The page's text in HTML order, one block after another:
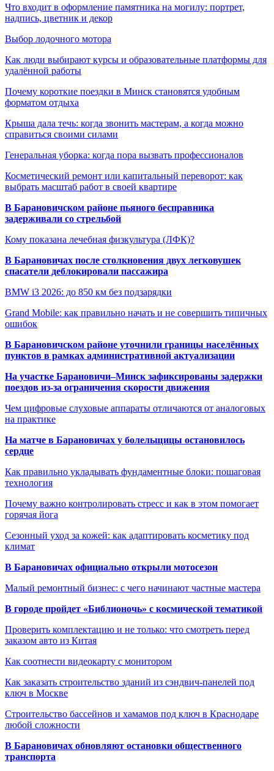
Что входит в оформление памятника на могилу: портрет,
надпись, цветник и декор
Выбор лодочного мотора
Как люди выбирают курсы и образовательные платформы для
удалённой работы
Почему короткие поездки в Минск становятся удобным
форматом отдыха
Крыша дала течь: когда звонить мастерам, а когда можно
справиться своими силами
Генеральная уборка: когда пора вызвать профессионалов
Косметический ремонт или капитальный переворот: как
выбрать масштаб работ в своей квартире
В Барановичском районе пьяного бесправника
задерживали со стрельбой
Кому показана лечебная физкультура (ЛФК)?
В Барановичах после столкновения двух легковушек
спасатели деблокировали пассажира
BMW i3 2026: до 850 км без подзарядки
Grand Mobile: как правильно начать и не совершить типичных
ошибок
В Барановичском районе уточнили границы населённых
пунктов в рамках административной актуализации
На участке Барановичи–Минск зафиксированы задержки
поездов из-за ограничения скорости движения
Чем цифровые слуховые аппараты отличаются от аналоговых
на практике
На матче в Барановичах у болельщицы остановилось
сердце
Как правильно укладывать фундаментные блоки: пошаговая
технология
Почему важно контролировать стресс и как в этом помогает
горячая йога
Сезонный уход за кожей: как адаптировать косметику под
климат
В Барановичах официально открыли мотосезон
Малый ремонтный бизнес: с чего начинают частные мастера
В городе пройдет «Библионочь» с космической тематикой
Проверить комплектацию и не только: что смотреть перед
заказом авто из Китая
Как соотнести видеокарту с монитором
Как заказать строительство зданий из сэндвич-панелей под
ключ в Москве
Строительство бассейнов и хамамов под ключ в Краснодаре
любой сложности
В Барановичах обновляют остановки общественного
транспорта